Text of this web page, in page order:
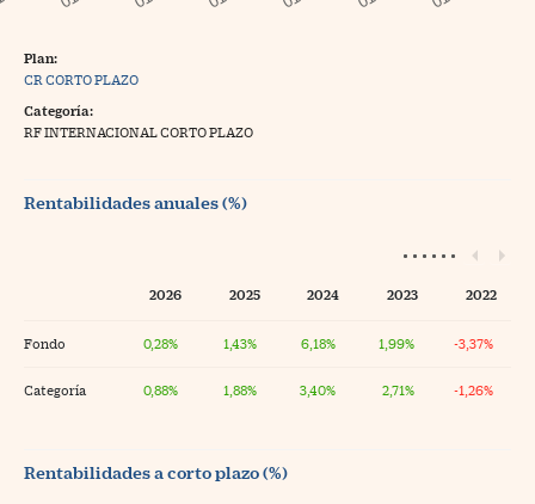
Plan:
CR CORTO PLAZO
Categoría:
RF INTERNACIONAL CORTO PLAZO
Rentabilidades anuales (%)
2026 2025 2024 2023 2022
Fondo 0,28% 1,43% 6,18% 1,99% -3,37%
Categoría 0,88% 1,88% 3,40% 2,71% -1,26%
Rentabilidades a corto plazo (%)